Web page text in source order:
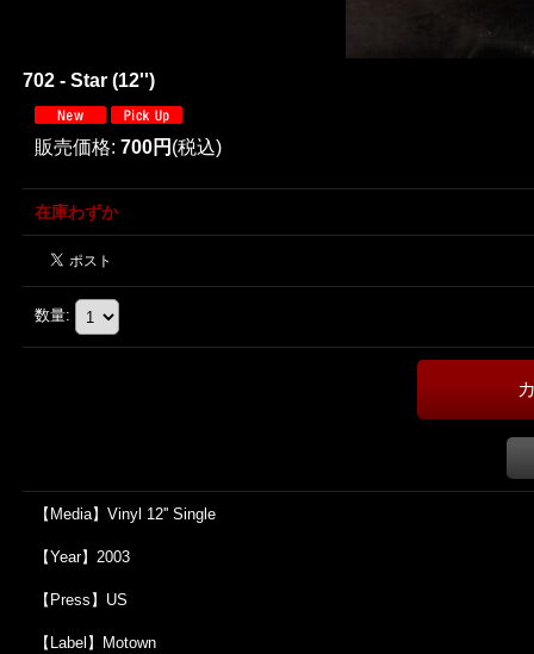
702 - Star (12'')
販売価格: 700円 (税込)
在庫わずか
数量:
【Media】Vinyl 12'' Single
【Year】2003
【Press】US
【Label】Motown